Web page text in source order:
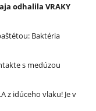
odhalila VRAKY
Baktéria
s medúzou
z idúceho vlaku! Je v